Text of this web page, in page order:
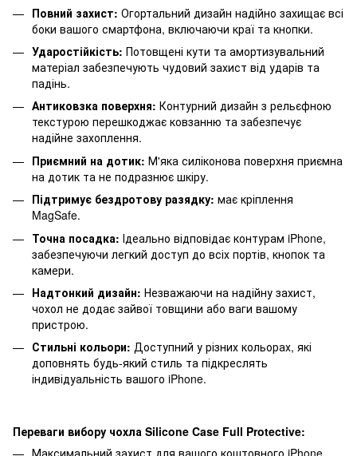
Повний захист: Огортальний дизайн надійно захищає всі
боки вашого смартфона, включаючи краї та кнопки.
Ударостійкість: Потовщені кути та амортизувальний
матеріал забезпечують чудовий захист від ударів та
падінь.
Антиковзка поверхня: Контурний дизайн з рельєфною
текстурою перешкоджає ковзанню та забезпечує
надійне захоплення.
Приємний на дотик: М'яка силіконова поверхня приємна
на дотик та не подразнює шкіру.
Підтримує бездротову разядку: має кріплення
MagSafe.
Точна посадка: Ідеально відповідає контурам iPhone,
забезпечуючи легкий доступ до всіх портів, кнопок та
камери.
Надтонкий дизайн: Незважаючи на надійну захист,
чохол не додає зайвої товщини або ваги вашому
пристрою.
Стильні кольори: Доступний у різних кольорах, які
доповнять будь-який стиль та підкреслять
індивідуальність вашого iPhone.
Переваги вибору чохла Silicone Case Full Protective:
Максимальний захист для вашого коштовного iPhone